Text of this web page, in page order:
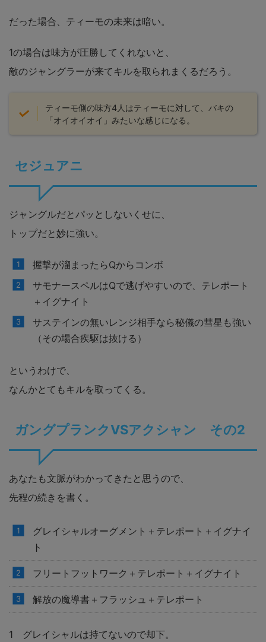
だった場合、ティーモの未来は暗い。
1の場合は味方が圧勝してくれないと、
敵のジャングラーが来てキルを取られまくるだろう。
ティーモ側の味方4人はティーモに対して、バキの
「オイオイオイ」みたいな感じになる。
セジュアニ
ジャングルだとパッとしないくせに、
トップだと妙に強い。
握撃が溜まったらQからコンボ
サモナースペルはQで逃げやすいので、テレポート
＋イグナイト
サステインの無いレンジ相手なら秘儀の彗星も強い
（その場合疾駆は抜ける）
というわけで、
なんかとてもキルを取ってくる。
ガングプランクVSアクシャン その2
あなたも文脈がわかってきたと思うので、
先程の続きを書く。
グレイシャルオーグメント＋テレポート＋イグナイ
ト
フリートフットワーク＋テレポート＋イグナイト
解放の魔導書＋フラッシュ＋テレポート
1 グレイシャルは持てないので却下。